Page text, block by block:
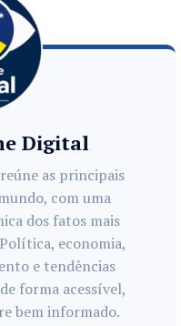
Digital
as principais
com uma
dos fatos mais
economia,
e tendências
forma acessível,
bem informado.